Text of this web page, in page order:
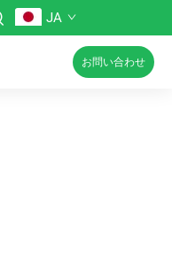
JA
お問い合わせ